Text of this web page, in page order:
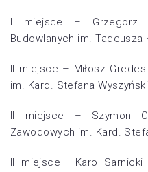
I miejsce – Grzegorz
Budowlanych im.
II miejsce – Miłosz
im. Kard. Stefana
II miejsce – Szymon
Zawodowych im. Kard.
III miejsce – Karol